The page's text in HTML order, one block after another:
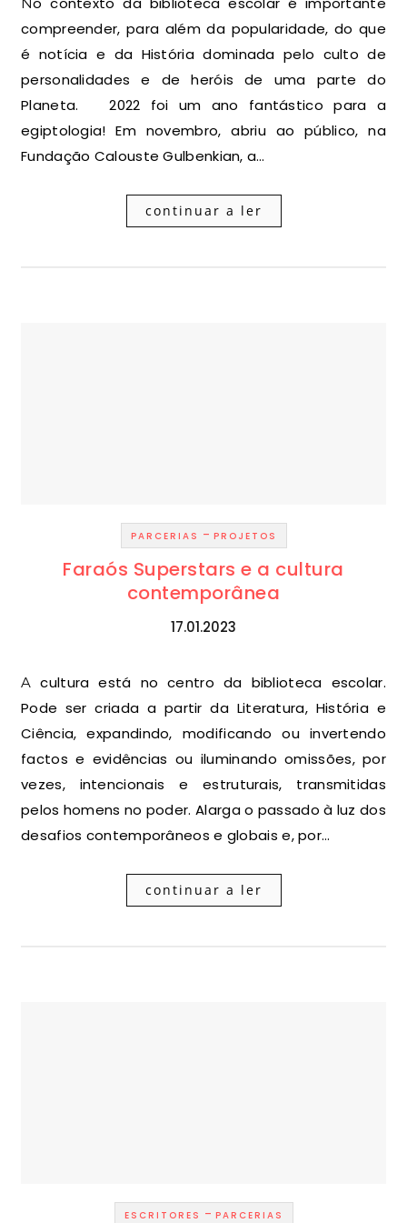
compreender, para além da popularidade, do que
é notícia e da História dominada pelo culto de
personalidades e de heróis de uma parte do
Planeta. 2022 foi um ano fantástico para a
egiptologia! Em novembro, abriu ao público, na
Fundação Calouste Gulbenkian, a…
continuar a ler
PARCERIAS - PROJETOS
Faraós Superstars e a cultura
contemporânea
17.01.2023
A cultura está no centro da biblioteca escolar.
Pode ser criada a partir da Literatura, História e
Ciência, expandindo, modificando ou invertendo
factos e evidências ou iluminando omissões, por
vezes, intencionais e estruturais, transmitidas
pelos homens no poder. Alarga o passado à luz dos
desafios contemporâneos e globais e, por…
continuar a ler
ESCRITORES - PARCERIAS